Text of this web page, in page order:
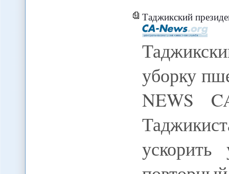
Таджикский
уборку
NEWS